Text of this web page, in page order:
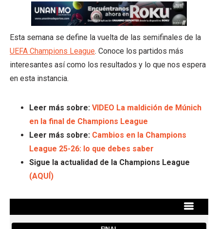
Esta semana se define la vuelta de las semifinales de la
UEFA Champions League. Conoce los partidos más
interesantes así como los resultados y lo que nos espera
en esta instancia.
Leer más sobre: VIDEO La maldición de Múnich
en la final de Champions League
Leer más sobre: Cambios en la Champions
League 25-26: lo que debes saber
Sigue la actualidad de la Champions League
(AQUÍ)